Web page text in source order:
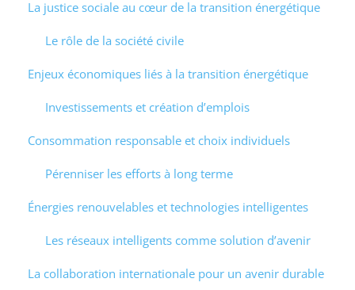
La justice sociale au cœur de la transition énergétique
Le rôle de la société civile
Enjeux économiques liés à la transition énergétique
Investissements et création d’emplois
Consommation responsable et choix individuels
Pérenniser les efforts à long terme
Énergies renouvelables et technologies intelligentes
Les réseaux intelligents comme solution d’avenir
La collaboration internationale pour un avenir durable